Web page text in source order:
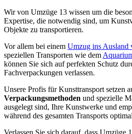
Wir von Umzüge 13 wissen um die
Expertise, die notwendig sind, um
Objekte zu transportieren.
Vor allem bei einem Umzug ins Ausland
speziellen Transporten wie dem
können Sie sich auf perfekten Schutz
Fachverpackungen verlassen.
Unsere Profis für Kunsttransport setzen
Verpackungsmethoden und spezielle
ausgelegt sind, Ihre Kunstwerke und
während des gesamten Transports
Verlassen Sie sich darauf, dass Umzüge